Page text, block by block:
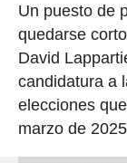
Un puesto de
quedarse
David
candidatura a
elecciones
marzo de